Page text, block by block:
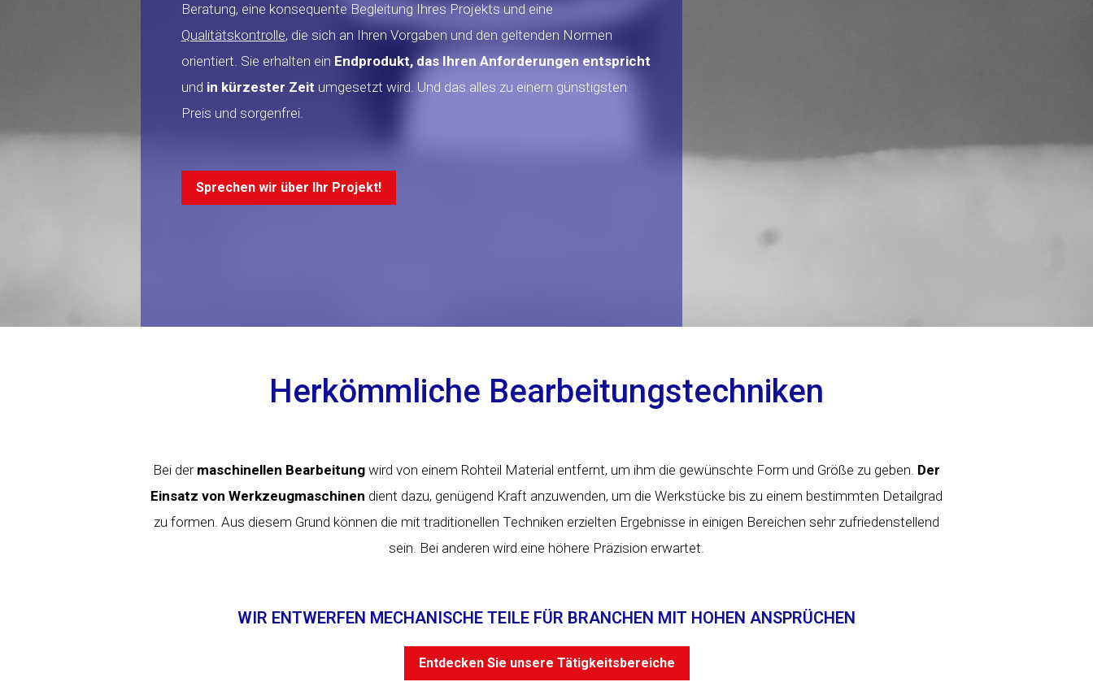
Beratung, eine konsequente Begleitung Ihres Projekts und eine
Qualitätskontrolle, die sich an Ihren Vorgaben und den geltenden Normen
orientiert. Sie erhalten ein Endprodukt, das Ihren Anforderungen entspricht
und in kürzester Zeit umgesetzt wird. Und das alles zu einem günstigsten
Preis und sorgenfrei.
Sprechen wir über Ihr Projekt!
Herkömmliche Bearbeitungstechniken
Bei der maschinellen Bearbeitung wird von einem Rohteil Material entfernt, um ihm die gewünschte Form und Größe zu geben. Der
Einsatz von Werkzeugmaschinen dient dazu, genügend Kraft anzuwenden, um die Werkstücke bis zu einem bestimmten Detailgrad
zu formen. Aus diesem Grund können die mit traditionellen Techniken erzielten Ergebnisse in einigen Bereichen sehr zufriedenstellend
sein. Bei anderen wird eine höhere Präzision erwartet.
WIR ENTWERFEN MECHANISCHE TEILE FÜR BRANCHEN MIT HOHEN ANSPRÜCHEN
Entdecken Sie unsere Tätigkeitsbereiche